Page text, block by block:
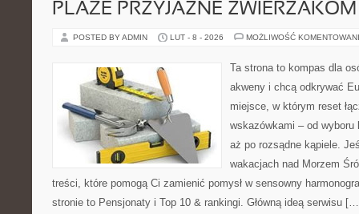
PLAŻE PRZYJAZNE ZWIERZAKOM
POSTED BY ADMIN LUT - 8 - 2026 MOŻLIWOŚĆ
Ta strona to kompas dla
akweny i chcą odkrywać
miejsce, w którym reset
wskazówkami – od wyboru
aż po rozsądne kąpiele.
wakacjach nad Morzem
treści, które pomogą Ci zamienić pomysł w sensowny
stronie to Pensjonaty i Top 10 & rankingi. Główną ideą serwisu